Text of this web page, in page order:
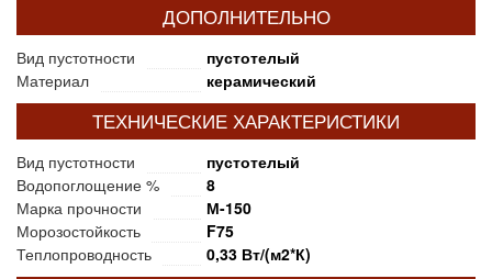
ДОПОЛНИТЕЛЬНО
Вид пустотности
пустотелый
Материал
керамический
ТЕХНИЧЕСКИЕ ХАРАКТЕРИСТИКИ
Вид пустотности
пустотелый
Водопоглощение %
8
Марка прочности
М-150
Морозостойкость
F75
Теплопроводность
0,33 Вт/(м2*К)